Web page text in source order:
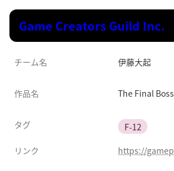
Game Creators Guild Inc.
チーム名 伊藤大起
作品名 The Final Boss
タグ F-12
リンク